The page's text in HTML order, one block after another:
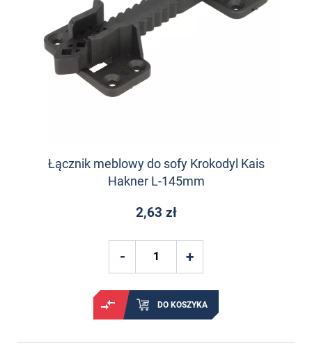
Łącznik meblowy do sofy Krokodyl Kais
Hakner L-145mm
2,63 zł
DO KOSZYKA